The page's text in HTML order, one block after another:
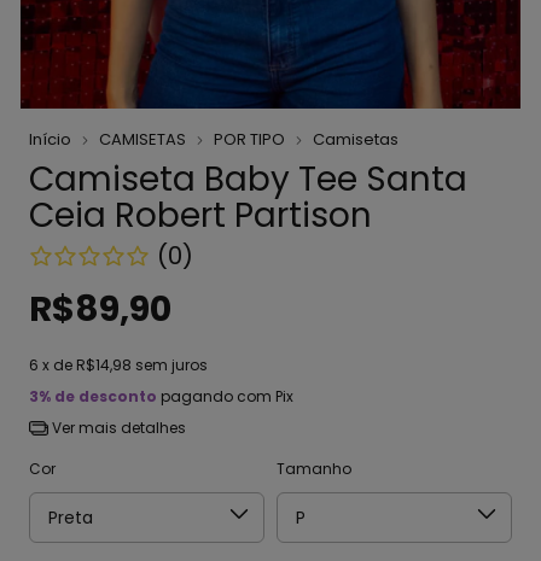
Início CAMISETAS POR TIPO Camisetas
Camiseta Baby Tee Santa
Ceia Robert Partison
(0)
R$89,90
6 x de R$14,98 sem juros
3% de desconto pagando com Pix
Ver mais detalhes
Cor
Tamanho